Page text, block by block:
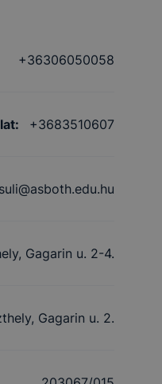
+36306050058
: +3683510607
suli@asboth.edu.hu
Gagarin u. 2-4.
Gagarin u. 2.